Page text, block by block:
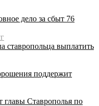
дело за сбыт 76
ставропольца выплатить
поддержит
главы Ставрополья по